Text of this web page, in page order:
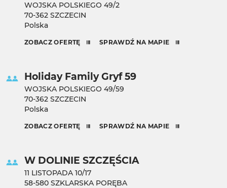
WOJSKA POLSKIEGO 49/2
70-362 SZCZECIN
Polska
ZOBACZ OFERTĘ SPRAWDŹ NA MAPIE
Holiday Family Gryf 59
WOJSKA POLSKIEGO 49/59
70-362 SZCZECIN
Polska
ZOBACZ OFERTĘ SPRAWDŹ NA MAPIE
W DOLINIE SZCZĘŚCIA
11 LISTOPADA 10/17
58-580 SZKLARSKA PORĘBA